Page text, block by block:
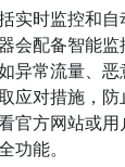
实时监控和
会配备智能
异常流量、
应对措施，
官方网站或
功能。